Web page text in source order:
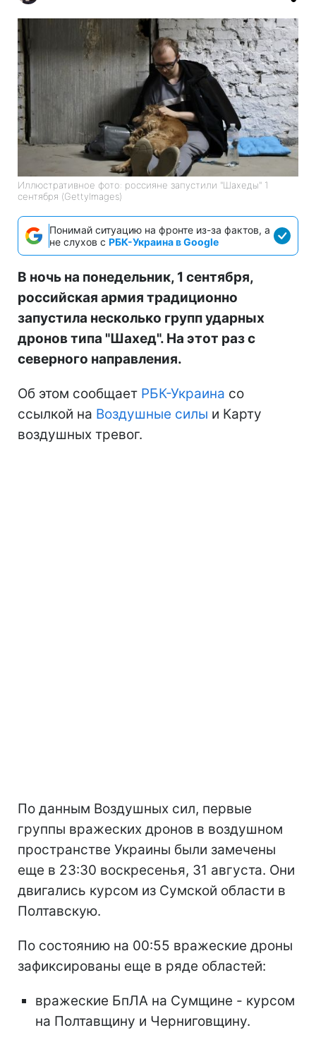
Иллюстративное фото: россияне запустили "Шахеды" 1
сентября (GettyImages)
Понимай ситуацию на фронте из-за фактов, а
не слухов с РБК-Украина в Google
В ночь на понедельник, 1 сентября,
российская армия традиционно
запустила несколько групп ударных
дронов типа "Шахед". На этот раз с
северного направления.
Об этом сообщает РБК-Украина со
ссылкой на Воздушные силы и Карту
воздушных тревог.
По данным Воздушных сил, первые
группы вражеских дронов в воздушном
пространстве Украины были замечены
еще в 23:30 воскресенья, 31 августа. Они
двигались курсом из Сумской области в
Полтавскую.
По состоянию на 00:55 вражеские дроны
зафиксированы еще в ряде областей:
вражеские БпЛА на Сумщине - курсом
на Полтавщину и Черниговщину.